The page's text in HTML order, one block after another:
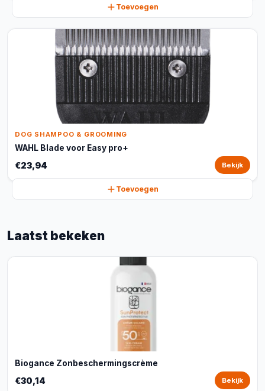
Toevoegen
DOG SHAMPOO & GROOMING
WAHL Blade voor Easy pro+
€23,94 Bekijk
Toevoegen
Laatst bekeken
Biogance Zonbeschermingscrème
€30,14 Bekijk